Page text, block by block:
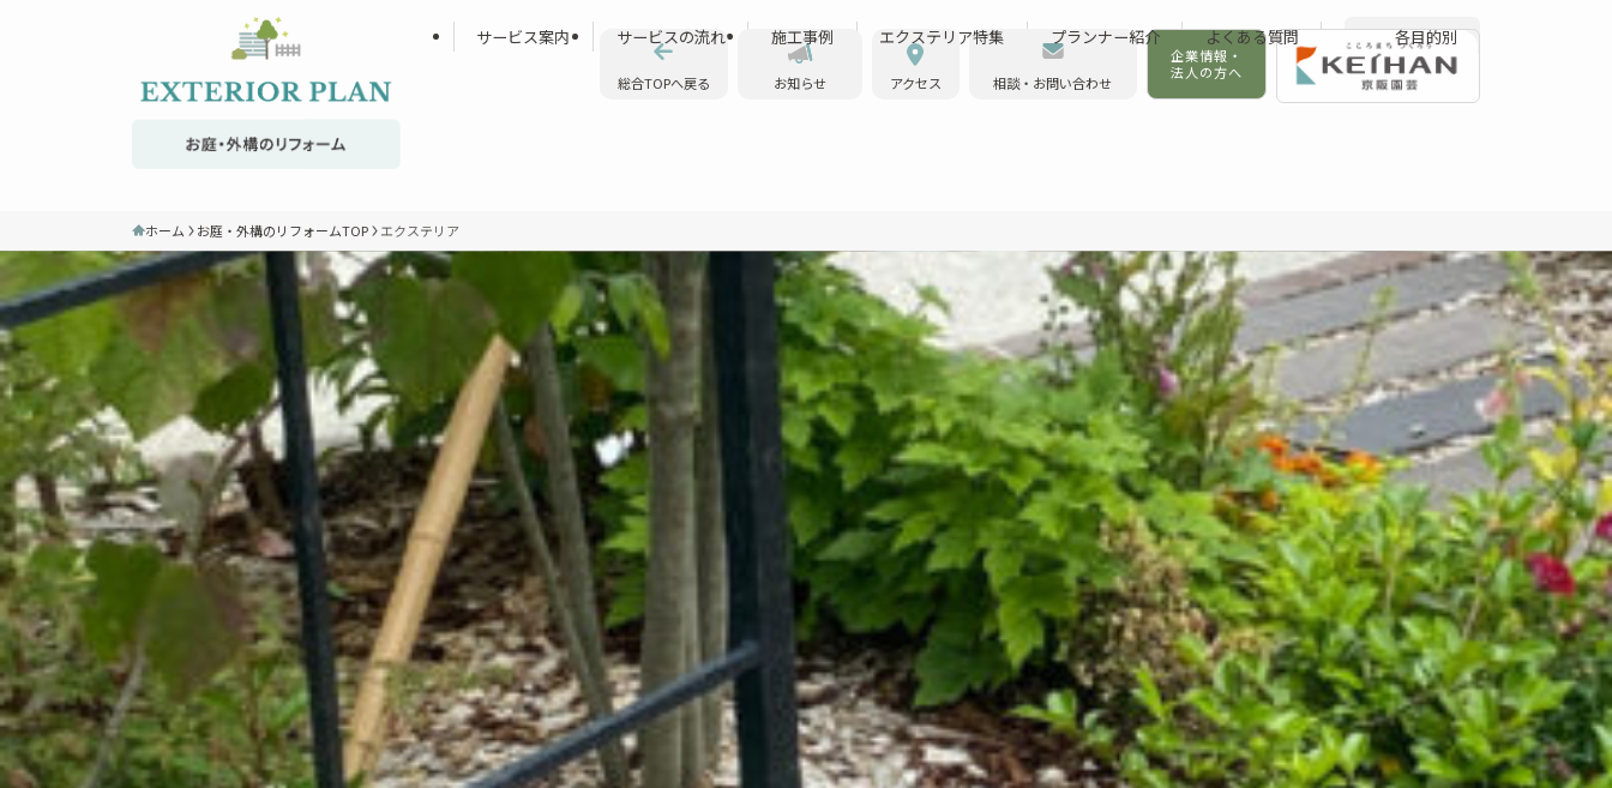
サービス案内 サービスの流れ 施工事例 エクステリア特集 プランナー紹介 よくある質問 各目的別
総合TOPへ戻る お知らせ アクセス 相談・お問い合わせ
企業情報・
法人の方へ
ホーム お庭・外構のリフォームTOP エクステリア